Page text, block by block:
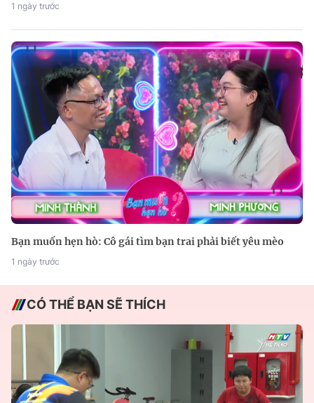
1 ngày trước
Bạn muốn hẹn hò: Cô gái tìm bạn trai phải biết yêu mèo
1 ngày trước
CÓ THỂ BẠN SẼ THÍCH